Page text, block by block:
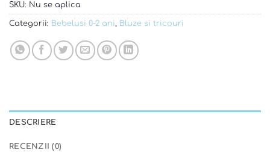
SKU: Nu se aplica
Categorii: Bebelusi 0-2 ani, Bluze si tricouri
DESCRIERE
RECENZII (0)